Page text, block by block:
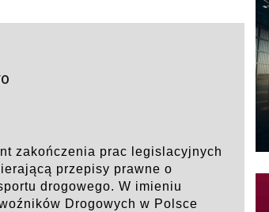
zakończenia prac legislacyjnych
przepisy prawne o
drogowego. W imieniu
Drogowych w Polsce